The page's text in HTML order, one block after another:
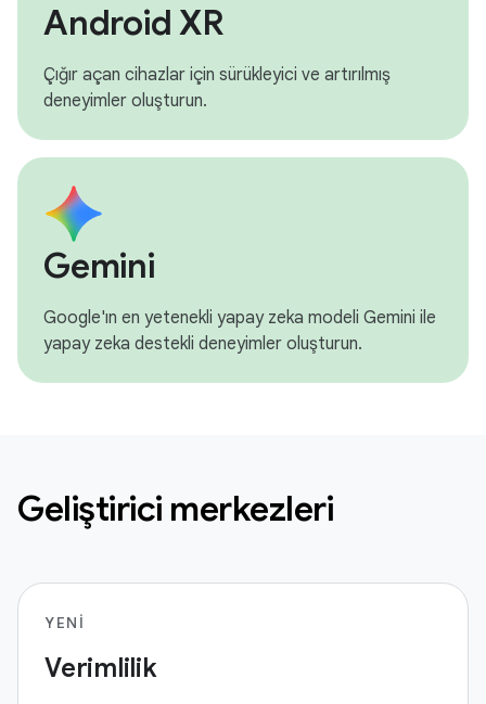
Android XR
Çığır açan cihazlar için sürükleyici ve artırılmış
deneyimler oluşturun.
Gemini
Google'ın en yetenekli yapay zeka modeli Gemini ile
yapay zeka destekli deneyimler oluşturun.
Geliştirici merkezleri
YENI
Verimlilik